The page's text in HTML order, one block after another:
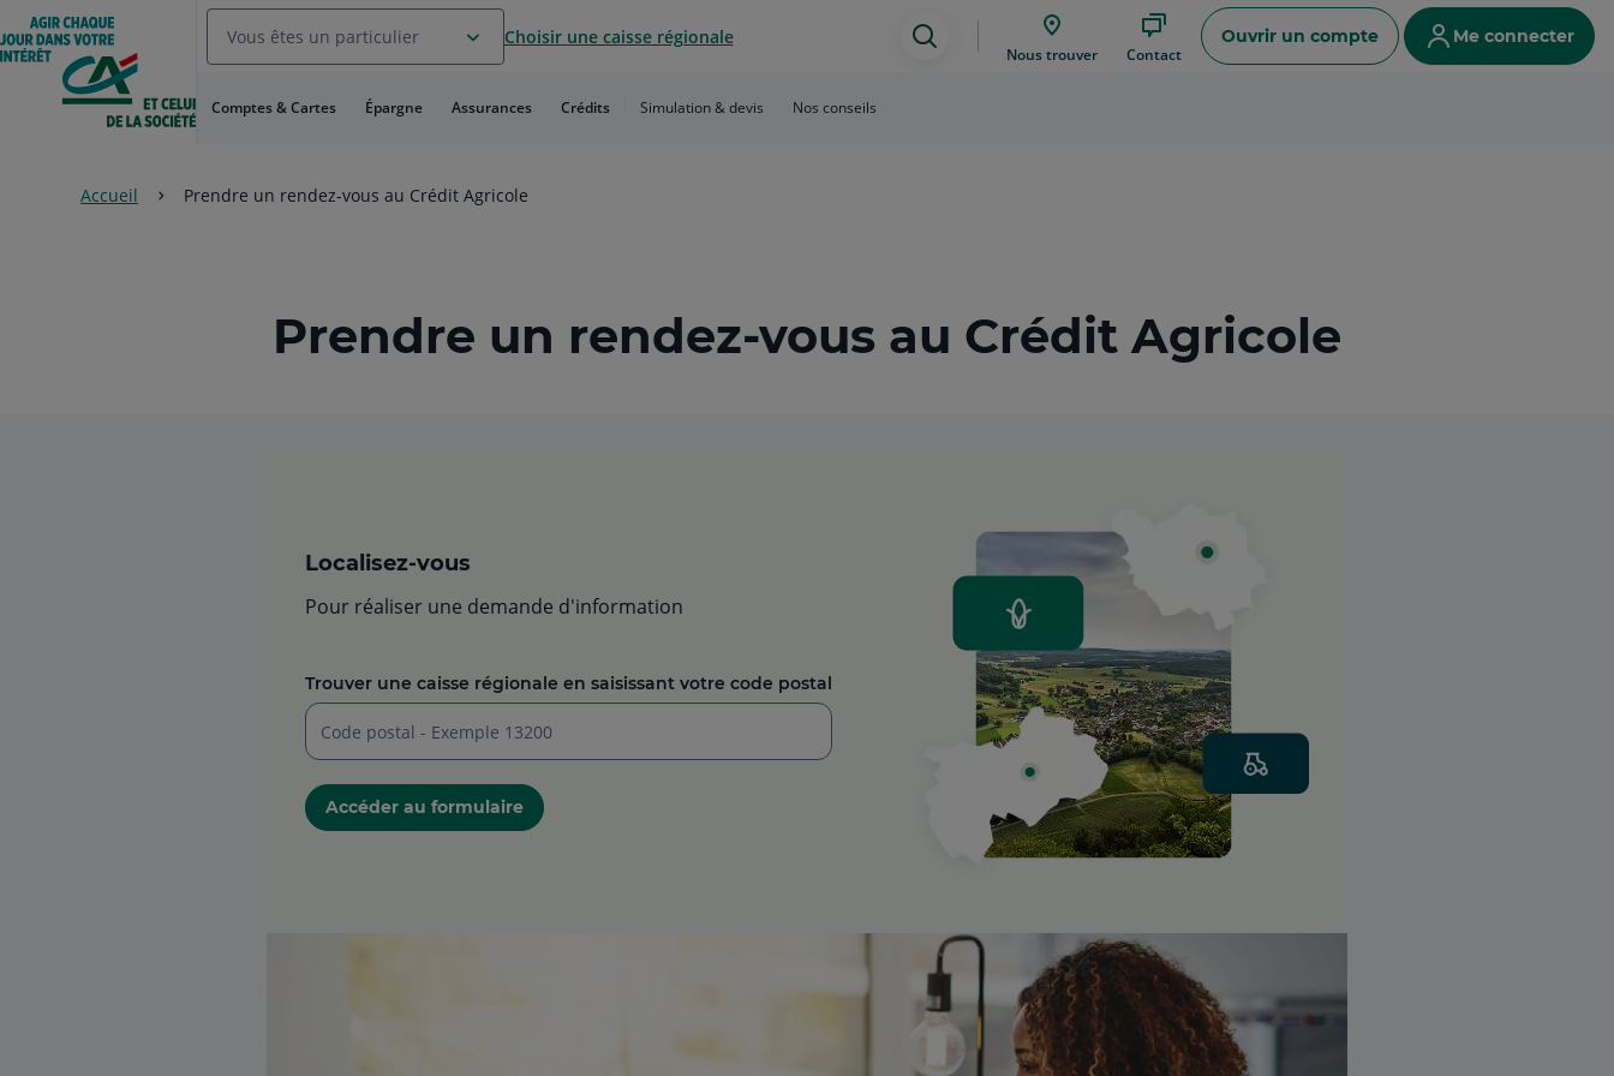
Aller
au
Menu
Aller au
Contenu
Vous êtes un particulier Choisir une caisse régionale
Assistance
Nous trouver Contact
Ouvrir un compte Me connecter
Comptes & Cartes Épargne Assurances Crédits Simulation & devis Nos conseils
Accueil Prendre un rendez-vous au Crédit Agricole
Prendre un rendez-vous au Crédit Agricole
Localisez-vous
Pour réaliser une demande d'information
Trouver une caisse régionale en saisissant votre code postal
un
code
Accéder au formulaire